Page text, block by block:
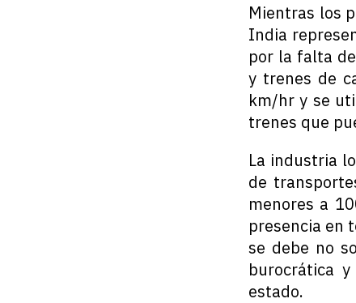
Mientras los
India
por la falta
y trenes de
km/hr y se
trenes que
La industria
de
menores a
presencia en
se debe no
burocrática
estado.